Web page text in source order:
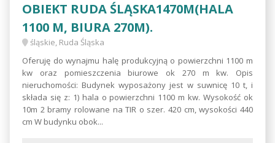
OBIEKT RUDA ŚLĄSKA1470M(HALA
1100 M, BIURA 270M).
śląskie, Ruda Śląska
Oferuję do wynajmu halę produkcyjną o powierzchni 1100 m
kw oraz pomieszczenia biurowe ok 270 m kw. Opis
nieruchomości: Budynek wyposażony jest w suwnicę 10 t, i
składa się z: 1) hala o powierzchni 1100 m kw. Wysokość ok
10m 2 bramy rolowane na TIR o szer. 420 cm, wysokości 440
cm W budynku obok...